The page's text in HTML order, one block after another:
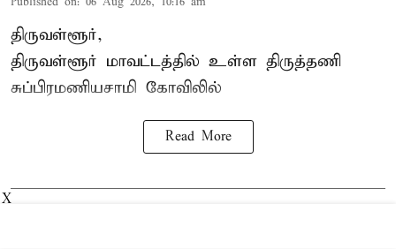
திருவள்ளூர்,
திருவள்ளூர் மாவட்டத்தில் உள்ள திருத்தணி
சுப்பிரமணியசாமி கோவிலில்
Read More
X